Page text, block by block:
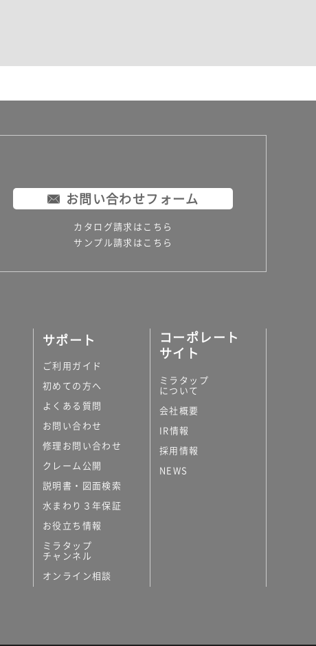
お問い合わせフォーム
カタログ請求はこちら
サンプル請求はこちら
サポート
ご利用ガイド
初めての方へ
よくある質問
お問い合わせ
修理お問い合わせ
クレーム公開
説明書・図面検索
水まわり３年保証
お役立ち情報
ミラタップ
チャンネル
オンライン相談
コーポレート
サイト
ミラタップ
について
会社概要
IR情報
採用情報
NEWS